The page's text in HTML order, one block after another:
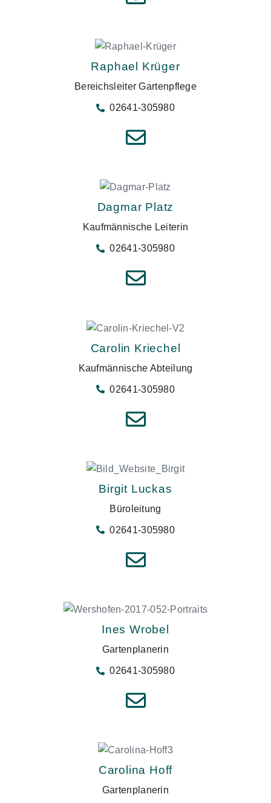
Raphael Krüger
Bereichsleiter Gartenpflege
02641-305980
Dagmar Platz
Kaufmännische Leiterin
02641-305980
Carolin Kriechel
Kaufmännische Abteilung
02641-305980
Birgit Luckas
Büroleitung
02641-305980
Ines Wrobel
Gartenplanerin
02641-305980
Carolina Hoff
Gartenplanerin